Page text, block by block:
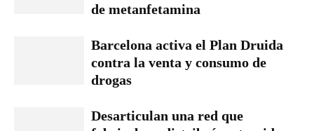
de metanfetamina
Barcelona activa el Plan Druida
contra la venta y consumo de
drogas
Desarticulan una red que